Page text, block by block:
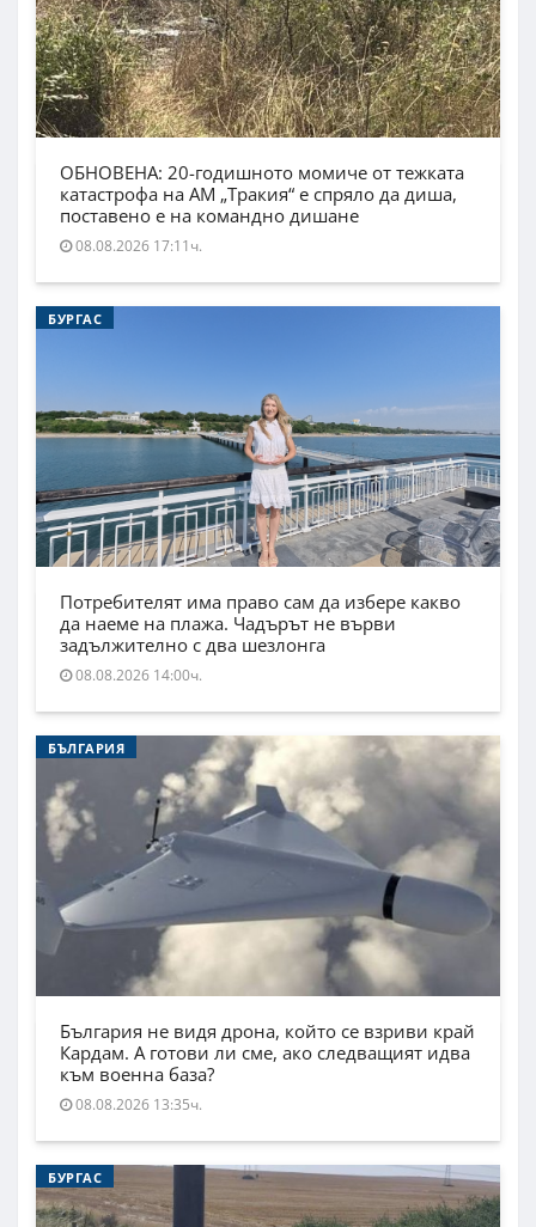
ОБНОВЕНА: 20-годишното момиче от тежката
катастрофа на АМ „Тракия“ е спряло да диша,
поставено е на командно дишане
08.08.2026 17:11ч.
БУРГАС
Потребителят има право сам да избере какво
да наеме на плажа. Чадърът не върви
задължително с два шезлонга
08.08.2026 14:00ч.
БЪЛГАРИЯ
България не видя дрона, който се взриви край
Кардам. А готови ли сме, ако следващият идва
към военна база?
08.08.2026 13:35ч.
БУРГАС